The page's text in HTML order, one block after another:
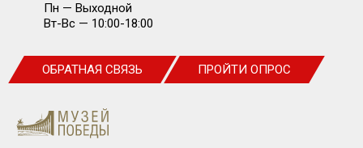
Пн — Выходной
Вт-Вс — 10:00-18:00
ОБРАТНАЯ СВЯЗЬ ПРОЙТИ ОПРОС